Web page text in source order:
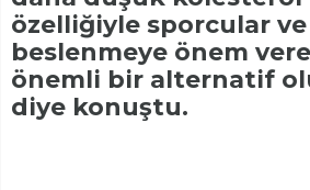
özelliğiyle sporcular ve
beslenmeye önem
önemli bir alternatif
diye konuştu.